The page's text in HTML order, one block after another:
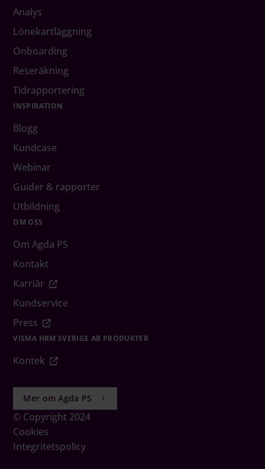
Analys
Lönekartläggning
Onboarding
Reseräkning
Tidrapportering
INSPIRATION
Blogg
Kundcase
Webinar
Guider & rapporter
Utbildning
OM OSS
Om Agda PS
Kontakt
Karriär
Kundservice
Press
VISMA HRM SVERIGE AB PRODUKTER
Kontek
Mer om Agda PS
© Copyright 2024
Cookies
Integritetspolicy